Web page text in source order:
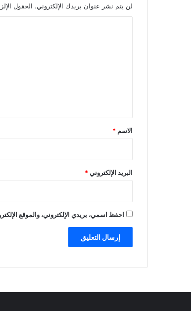
لن يتم نشر عنوان بريدك الإلكتروني. الحقول
*
الاسم *
البريد الإلكتروني*
احفظ اسمي، بريدي الإلكتروني، والموقع